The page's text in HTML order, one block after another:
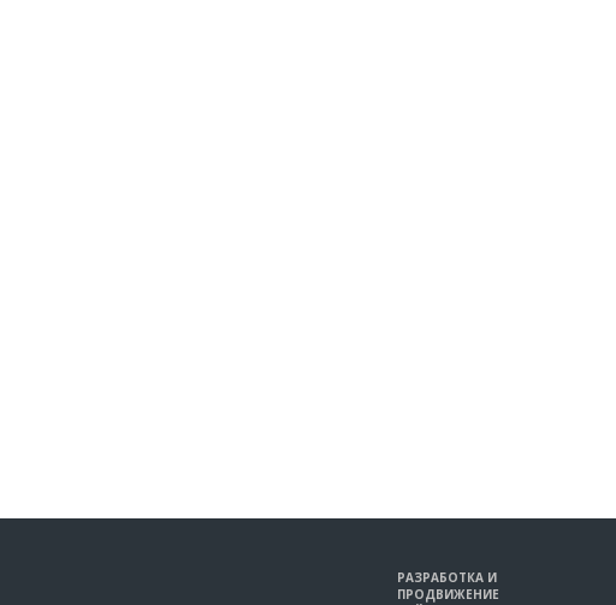
РАЗРАБОТКА И
ПРОДВИЖЕНИЕ